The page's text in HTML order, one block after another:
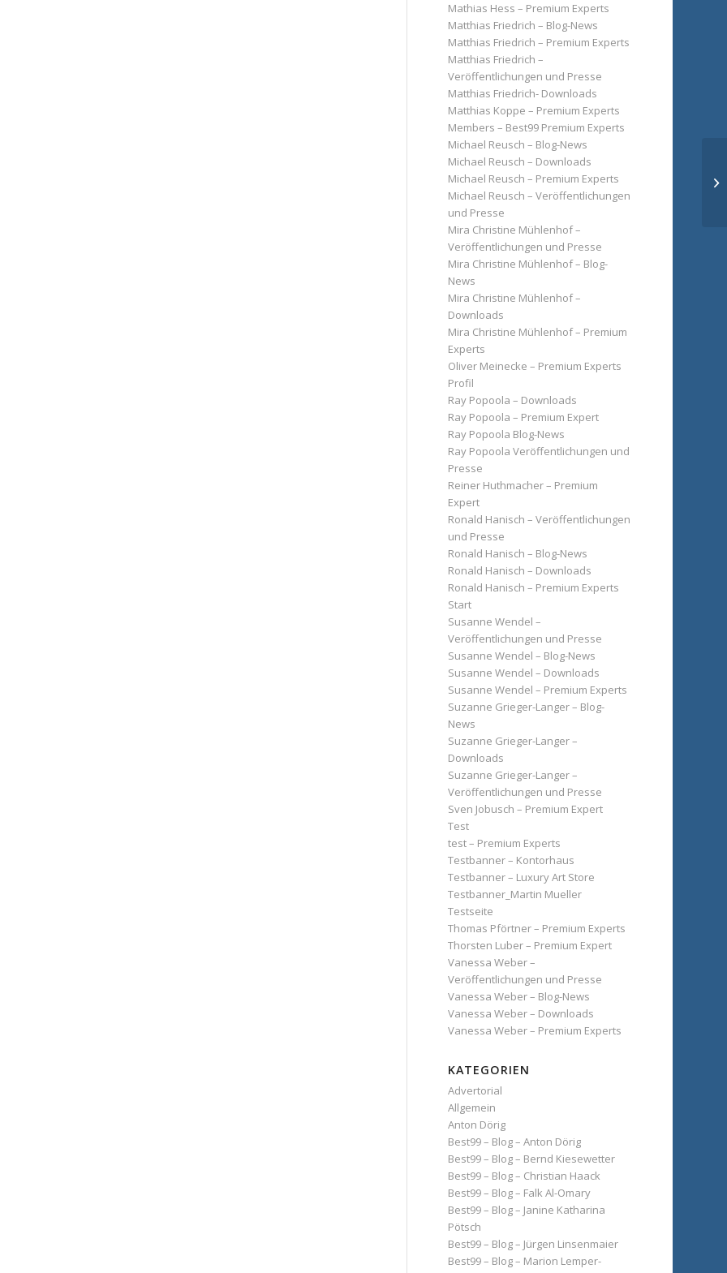
Mathias Hess – Premium Experts
Matthias Friedrich – Blog-News
Matthias Friedrich – Premium Experts
Matthias Friedrich –
Veröffentlichungen und Presse
Matthias Friedrich- Downloads
Matthias Koppe – Premium Experts
Members – Best99 Premium Experts
Michael Reusch – Blog-News
Michael Reusch – Downloads
Michael Reusch – Premium Experts
Michael Reusch – Veröffentlichungen
und Presse
Mira Christine Mühlenhof –
Veröffentlichungen und Presse
Mira Christine Mühlenhof – Blog-
News
Mira Christine Mühlenhof –
Downloads
Mira Christine Mühlenhof – Premium
Experts
Oliver Meinecke – Premium Experts
Profil
Ray Popoola – Downloads
Ray Popoola – Premium Expert
Ray Popoola Blog-News
Ray Popoola Veröffentlichungen und
Presse
Reiner Huthmacher – Premium
Expert
Ronald Hanisch – Veröffentlichungen
und Presse
Ronald Hanisch – Blog-News
Ronald Hanisch – Downloads
Ronald Hanisch – Premium Experts
Start
Susanne Wendel –
Veröffentlichungen und Presse
Susanne Wendel – Blog-News
Susanne Wendel – Downloads
Susanne Wendel – Premium Experts
Suzanne Grieger-Langer – Blog-
News
Suzanne Grieger-Langer –
Downloads
Suzanne Grieger-Langer –
Veröffentlichungen und Presse
Sven Jobusch – Premium Expert
Test
test – Premium Experts
Testbanner – Kontorhaus
Testbanner – Luxury Art Store
Testbanner_Martin Mueller
Testseite
Thomas Pförtner – Premium Experts
Thorsten Luber – Premium Expert
Vanessa Weber –
Veröffentlichungen und Presse
Vanessa Weber – Blog-News
Vanessa Weber – Downloads
Vanessa Weber – Premium Experts
KATEGORIEN
Advertorial
Allgemein
Anton Dörig
Best99 – Blog – Anton Dörig
Best99 – Blog – Bernd Kiesewetter
Best99 – Blog – Christian Haack
Best99 – Blog – Falk Al-Omary
Best99 – Blog – Janine Katharina
Pötsch
Best99 – Blog – Jürgen Linsenmaier
Best99 – Blog – Marion Lemper-